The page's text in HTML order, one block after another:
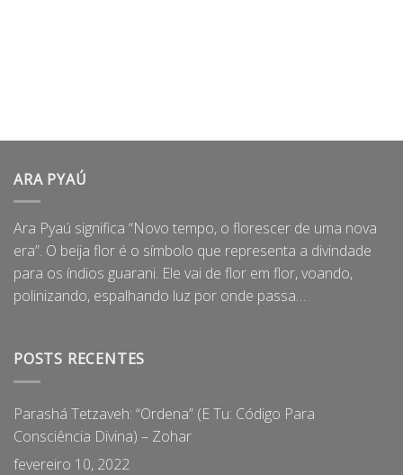
ARA PYAÚ
Ara Pyaú significa “Novo tempo, o florescer de uma nova
era”. O beija flor é o símbolo que representa a divindade
para os índios guarani. Ele vai de flor em flor, voando,
polinizando, espalhando luz por onde passa…
POSTS RECENTES
Parashá Tetzaveh: “Ordena” (E Tu: Código Para
Consciência Divina) – Zohar
fevereiro 10, 2022